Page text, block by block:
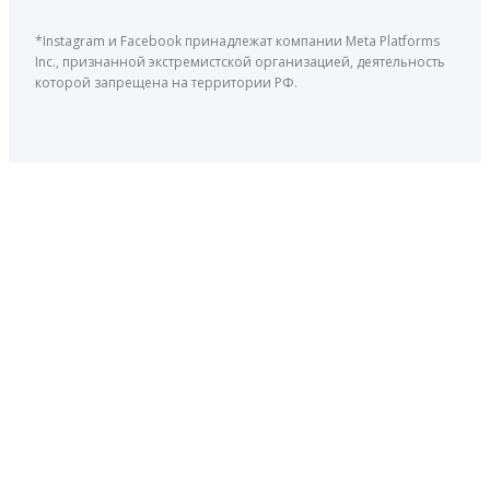
*Instagram и Facebook принадлежат компании Meta Platforms
Inc., признанной экстремистской организацией, деятельность
которой запрещена на территории РФ.